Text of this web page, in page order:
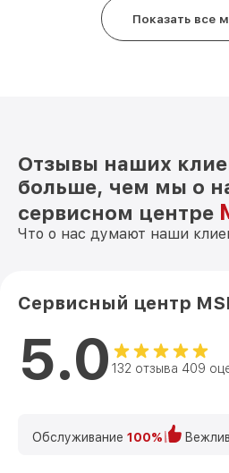
Показать все
Отзывы наших
больше, чем мы о
сервисном центре
Что о нас думают наши
Сервисный центр MSI
5.0 132 отзыва 409
Обслуживание 100%